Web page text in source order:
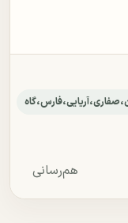
هم‌رسانی